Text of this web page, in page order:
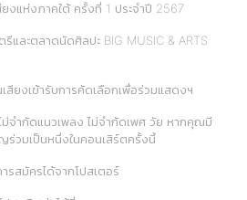
งแห่งภาคใต้ ครั้งที่ 1 ประจำปี 2567
และตลาดนัดศิลปะ BIG MUSIC & ARTS
สียงเข้ารับการคัดเลือกเพื่อร่วมแสดงฯ
ม่จำกัดแนวเพลง ไม่จำกัดเพศ วัย หากคุณมี
ร่วมเป็นหนึ่งในคอนเสิร์ตครั้งนี้
รสมัครได้จากโปสเตอร์